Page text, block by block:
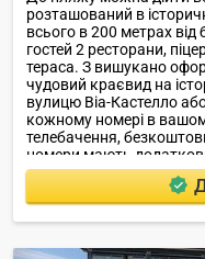
розташований в
всього в 200 метрах
гостей 2 ресторани,
тераса. З вишукано
чудовий краєвид на
вулицю Віа-Кастелло
кожному номері в
телебачення,
номери мають
надзвичайною